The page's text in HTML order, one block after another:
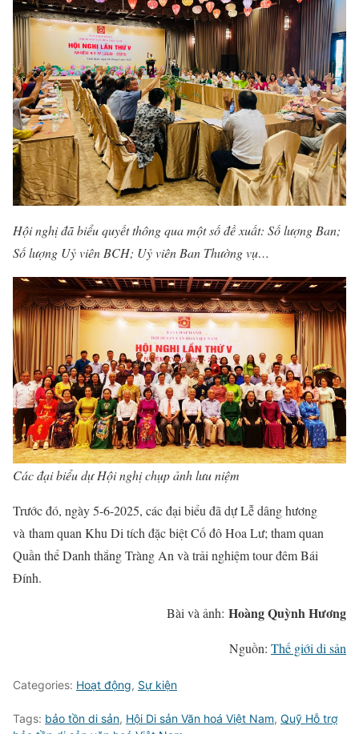
Hội nghị đã biểu quyết thông qua một số đề xuất: Số lượng Ban;
Số lượng Uỷ viên BCH; Uỷ viên Ban Thường vụ…
Các đại biểu dự Hội nghị chụp ảnh lưu niệm
Trước đó, ngày 5-6-2025, các đại biểu đã dự Lễ dâng hương
và tham quan Khu Di tích đặc biệt Cố đô Hoa Lư; tham quan
Quần thể Danh thắng Tràng An và trải nghiệm tour đêm Bái
Đính.
Bài và ảnh: Hoàng Quỳnh Hương
Nguồn: Thế giới di sản
Categories: Hoạt động, Sự kiện
Tags: bảo tồn di sản, Hội Di sản Văn hoá Việt Nam, Quỹ Hỗ trợ